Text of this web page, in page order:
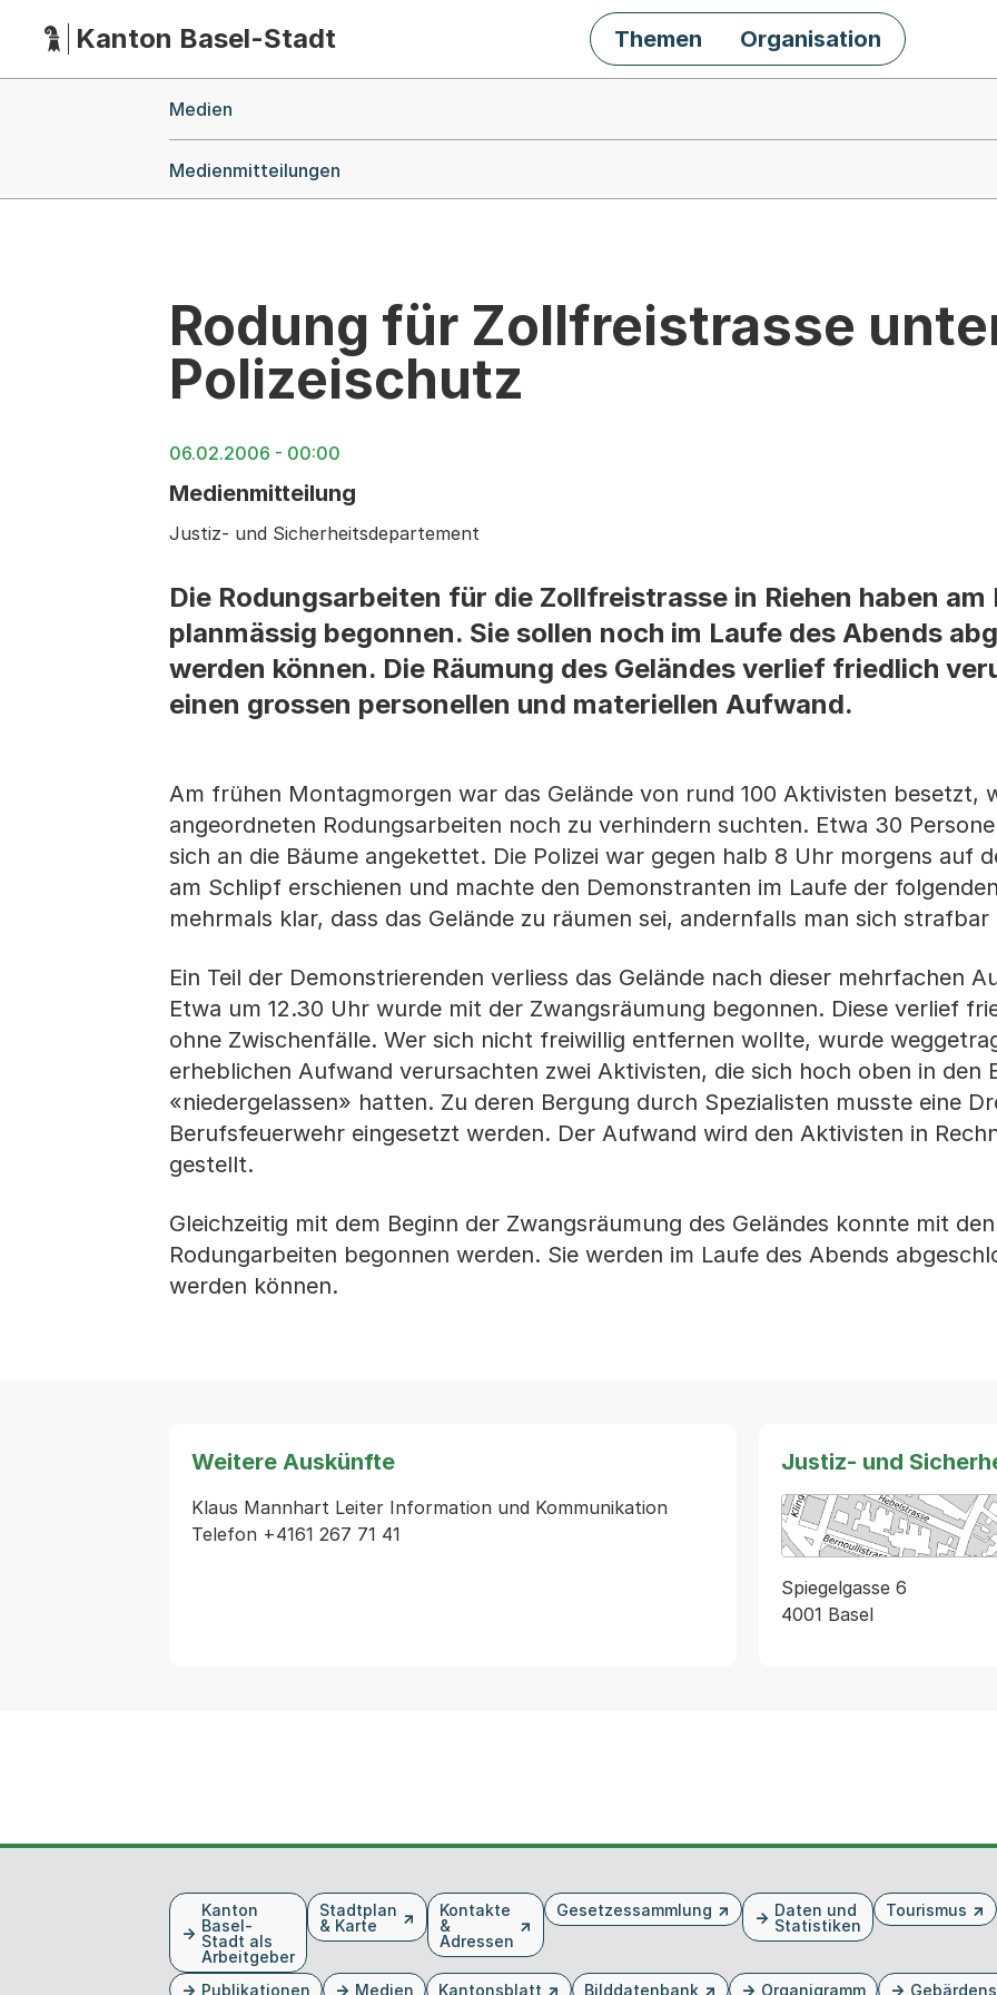
HauptnavigationKanton Basel-Stadt Themen Organisation
Medien
Medienmitteilungen
Rodung für Zollfreistrasse
Polizeischutz
06.02.2006 - 00:00
Medienmitteilung
Justiz- und Sicherheitsdepartement
Die Rodungsarbeiten für die Zollfreistrasse in Riehen haben am
planmässig begonnen. Sie sollen noch im Laufe des Abends
werden können. Die Räumung des Geländes verlief friedlich
einen grossen personellen und materiellen Aufwand.
Am frühen Montagmorgen war das Gelände von rund 100 Aktivisten besetzt,
angeordneten Rodungsarbeiten noch zu verhindern suchten. Etwa 30
sich an die Bäume angekettet. Die Polizei war gegen halb 8 Uhr morgens auf
am Schlipf erschienen und machte den Demonstranten im Laufe der
mehrmals klar, dass das Gelände zu räumen sei, andernfalls man sich strafbar
Ein Teil der Demonstrierenden verliess das Gelände nach dieser mehrfachen
Etwa um 12.30 Uhr wurde mit der Zwangsräumung begonnen. Diese verlief
ohne Zwischenfälle. Wer sich nicht freiwillig entfernen wollte, wurde
erheblichen Aufwand verursachten zwei Aktivisten, die sich hoch oben in den
«niedergelassen» hatten. Zu deren Bergung durch Spezialisten musste eine
Berufsfeuerwehr eingesetzt werden. Der Aufwand wird den Aktivisten in
gestellt.
Gleichzeitig mit dem Beginn der Zwangsräumung des Geländes konnte mit den
Rodungarbeiten begonnen werden. Sie werden im Laufe des Abends
werden können.
Weitere Auskünfte
Klaus Mannhart Leiter Information und Kommunikation
Telefon +4161 267 71 41
Justiz- und
Spiegelgasse 6
4001 Basel
Kanton
Basel-
Stadt als
Arbeitgeber
Stadtplan
& Karte
Kontakte
&
Adressen
Gesetzessammlung
Daten und
Statistiken
Tourismus
Publikationen Medien Kantonsblatt Bilddatenbank Organigramm